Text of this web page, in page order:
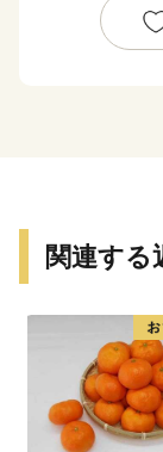
の風景があり
果物狩りが盛
関連する